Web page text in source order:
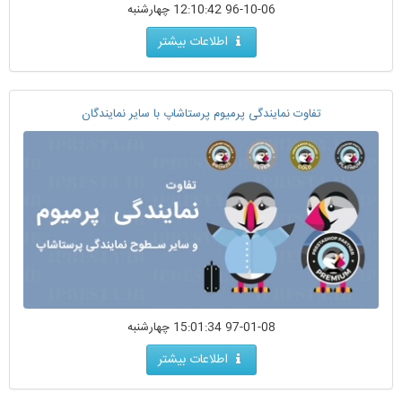
96-10-06 12:10:42 چهارشنبه
اطلاعات بیشتر
تفاوت نمایندگی پرمیوم پرستاشاپ با سایر نمایندگان
97-01-08 15:01:34 چهارشنبه
اطلاعات بیشتر